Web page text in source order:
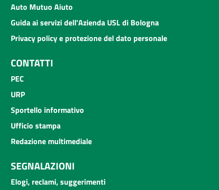
Auto Mutuo Aiuto
Guida ai servizi dell'Azienda USL di Bologna
Privacy policy e protezione del dato personale
CONTATTI
PEC
URP
Sportello informativo
Ufficio stampa
Redazione multimediale
SEGNALAZIONI
Elogi, reclami, suggerimenti